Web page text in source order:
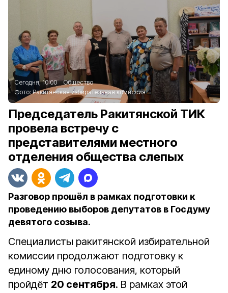
Сегодня, 10:00
Общество
Фото:Ракитянская избирательная комиссия
Председатель Ракитянской ТИК
провела встречу с
представителями местного
отделения общества слепых
Разговор прошёл в рамках подготовки к
проведению выборов депутатов в Госдуму
девятого созыва.
Специалисты ракитянской избирательной
комиссии продолжают подготовку к
единому дню голосования, который
пройдёт 20 сентября. В рамках этой